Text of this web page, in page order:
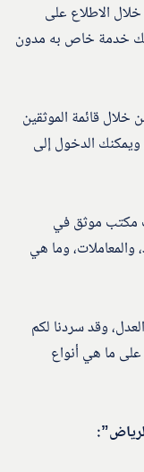
الاطلاع على
خدمة خاص به مدون
خلال قائمة الموثقين
ويمكنك الدخول إلى
مكتب موثق في
والمعاملات، وما هي
وقد سردنا لكم
على ما هي أنواع